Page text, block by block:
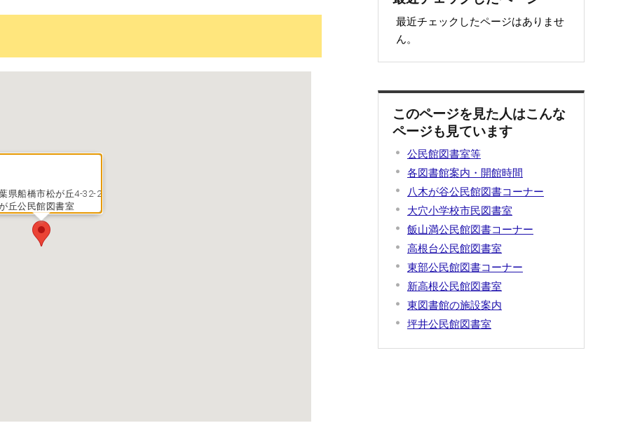
県船橋市松が丘4-32-2
丘公民館図書室
最近チェックしたページはありませ
ん。
このページを見た人はこんな
ページも見ています
公民館図書室等
各図書館案内・開館時間
八木が谷公民館図書コーナー
大穴小学校市民図書室
飯山満公民館図書コーナー
高根台公民館図書室
東部公民館図書コーナー
新高根公民館図書室
東図書館の施設案内
坪井公民館図書室